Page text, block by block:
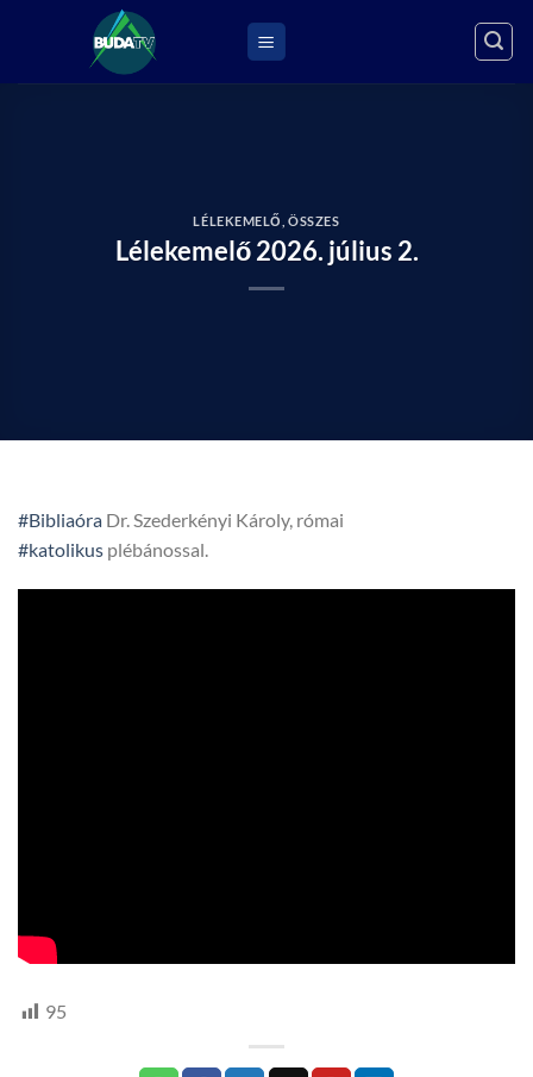
LÉLEKEMELŐ ,ÖSSZES
Lélekemelő 2026. július 2.
#Bibliaóra Dr. Szederkényi Károly, római
#katolikus plébánossal.
95